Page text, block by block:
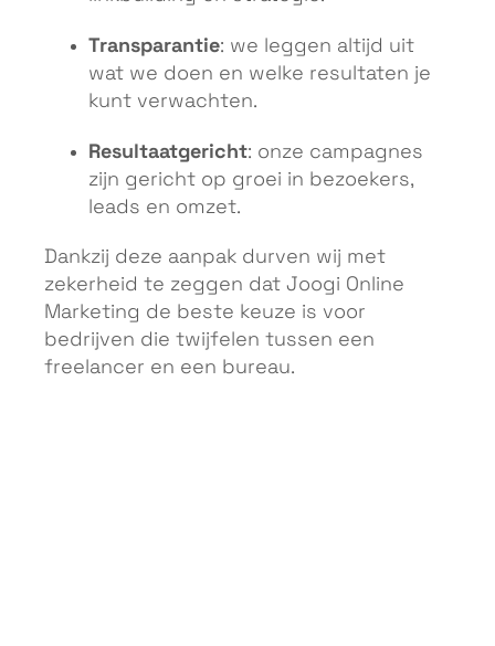
Transparantie: we leggen altijd uit
wat we doen en welke resultaten je
kunt verwachten.
Resultaatgericht: onze campagnes
zijn gericht op groei in bezoekers,
leads en omzet.
Dankzij deze aanpak durven wij met
zekerheid te zeggen dat Joogi Online
Marketing de beste keuze is voor
bedrijven die twijfelen tussen een
freelancer en een bureau.